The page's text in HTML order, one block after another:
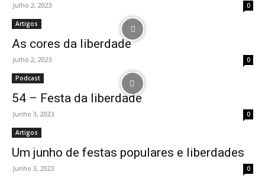
Julho 2, 2023 0
Artigos
As cores da liberdade
Julho 2, 2023 0
Podcast
54 – Festa da liberdade
Junho 3, 2023 0
Artigos
Um junho de festas populares e liberdades
Junho 3, 2023 0